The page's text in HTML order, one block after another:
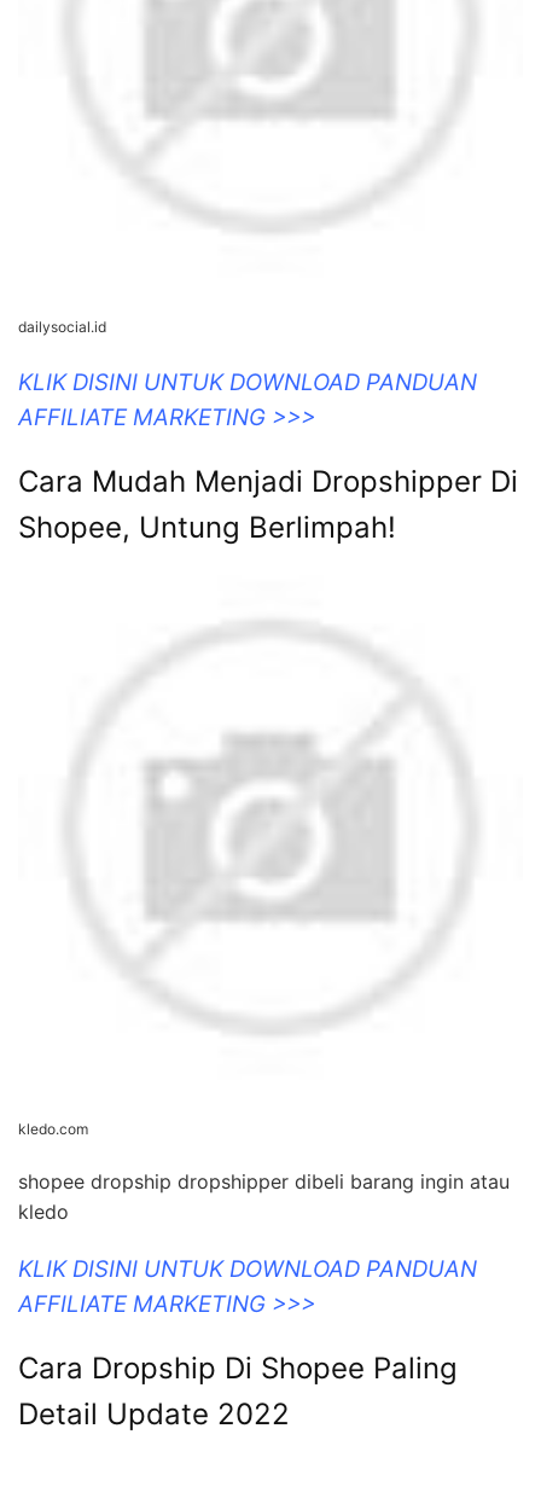
dailysocial.id
KLIK DISINI UNTUK DOWNLOAD PANDUAN
AFFILIATE MARKETING >>>
Cara Mudah Menjadi Dropshipper Di
Shopee, Untung Berlimpah!
kledo.com
shopee dropship dropshipper dibeli barang ingin atau
kledo
KLIK DISINI UNTUK DOWNLOAD PANDUAN
AFFILIATE MARKETING >>>
Cara Dropship Di Shopee Paling
Detail Update 2022